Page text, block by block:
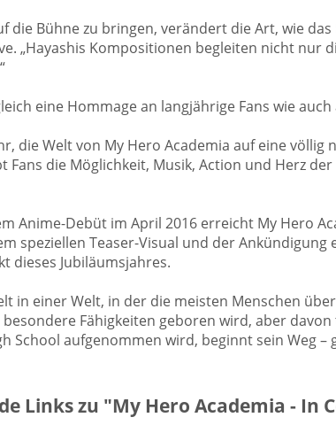
die Bühne zu bringen, verändert die Art, wie
„Hayashis Kompositionen begleiten nicht
eine Hommage an langjährige Fans wie
die Welt von My Hero Academia auf eine völlig
Fans die Möglichkeit, Musik, Action und Herz
Anime-Debüt im April 2016 erreicht My Hero
speziellen Teaser-Visual und der
dieses Jubiläumsjahres.
in einer Welt, in der die meisten Menschen
Fähigkeiten geboren wird, aber
School aufgenommen wird, beginnt sein Weg
Links zu "My Hero Academia - In